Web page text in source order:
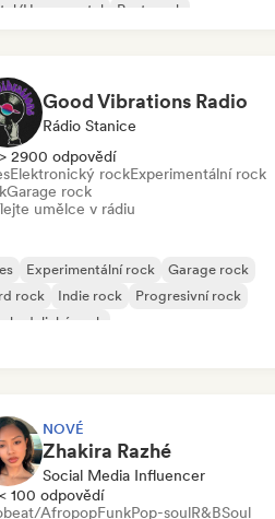
Heavy metal
Post-punk
Good Vibrations Radio
Rádio Stanice
> 2900 odpovědí
Elektronický rockExperimentální rock
Garage rock
umělce v rádiu
Experimentální rock
Garage rock
rock
Indie rock
Progresivní rock
rock
NOVÉ
Zhakira Razhé
Social Media Influencer
< 100 odpovědí
AfropopFunkPop-soulR&BSoul